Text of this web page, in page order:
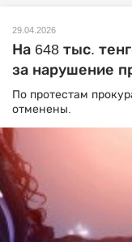
29.04.2026
На 648 тыс.
за нарушение
По протестам
отменены.